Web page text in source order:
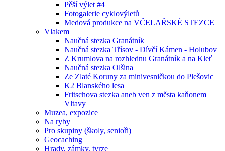
Pěší výlet #4
Fotogalerie cyklovýletů
Medová produkce na VČELAŘSKÉ STEZCE
Vlakem
Naučná stezka Granátník
Naučná stezka Třísov - Dívčí Kámen - Holubov
Z Krumlova na rozhlednu Granátník a na Kleť
Naučná stezka Olšina
Ze Zlaté Koruny za minivesničkou do Plešovic
K2 Blanského lesa
Fritschova stezka aneb ven z města kaňonem
Vltavy
Muzea, expozice
Na ryby
Pro skupiny (školy, senioři)
Geocaching
Hrady, zámky, tvrze